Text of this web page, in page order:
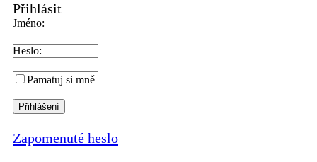
Přihlásit
Jméno:
Heslo:
Pamatuj si mně
Zapomenuté heslo